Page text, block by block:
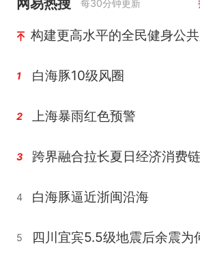
每30分钟更新
构建更高水平的全民健身公
1 白海豚10级风圈
2 上海暴雨红色预警
3 跨界融合拉长夏日经济消费
4 白海豚逼近浙闽沿海
5